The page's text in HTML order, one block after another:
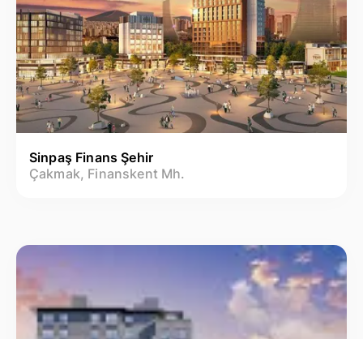
Sinpaş Finans Şehir
Çakmak, Finanskent Mh.